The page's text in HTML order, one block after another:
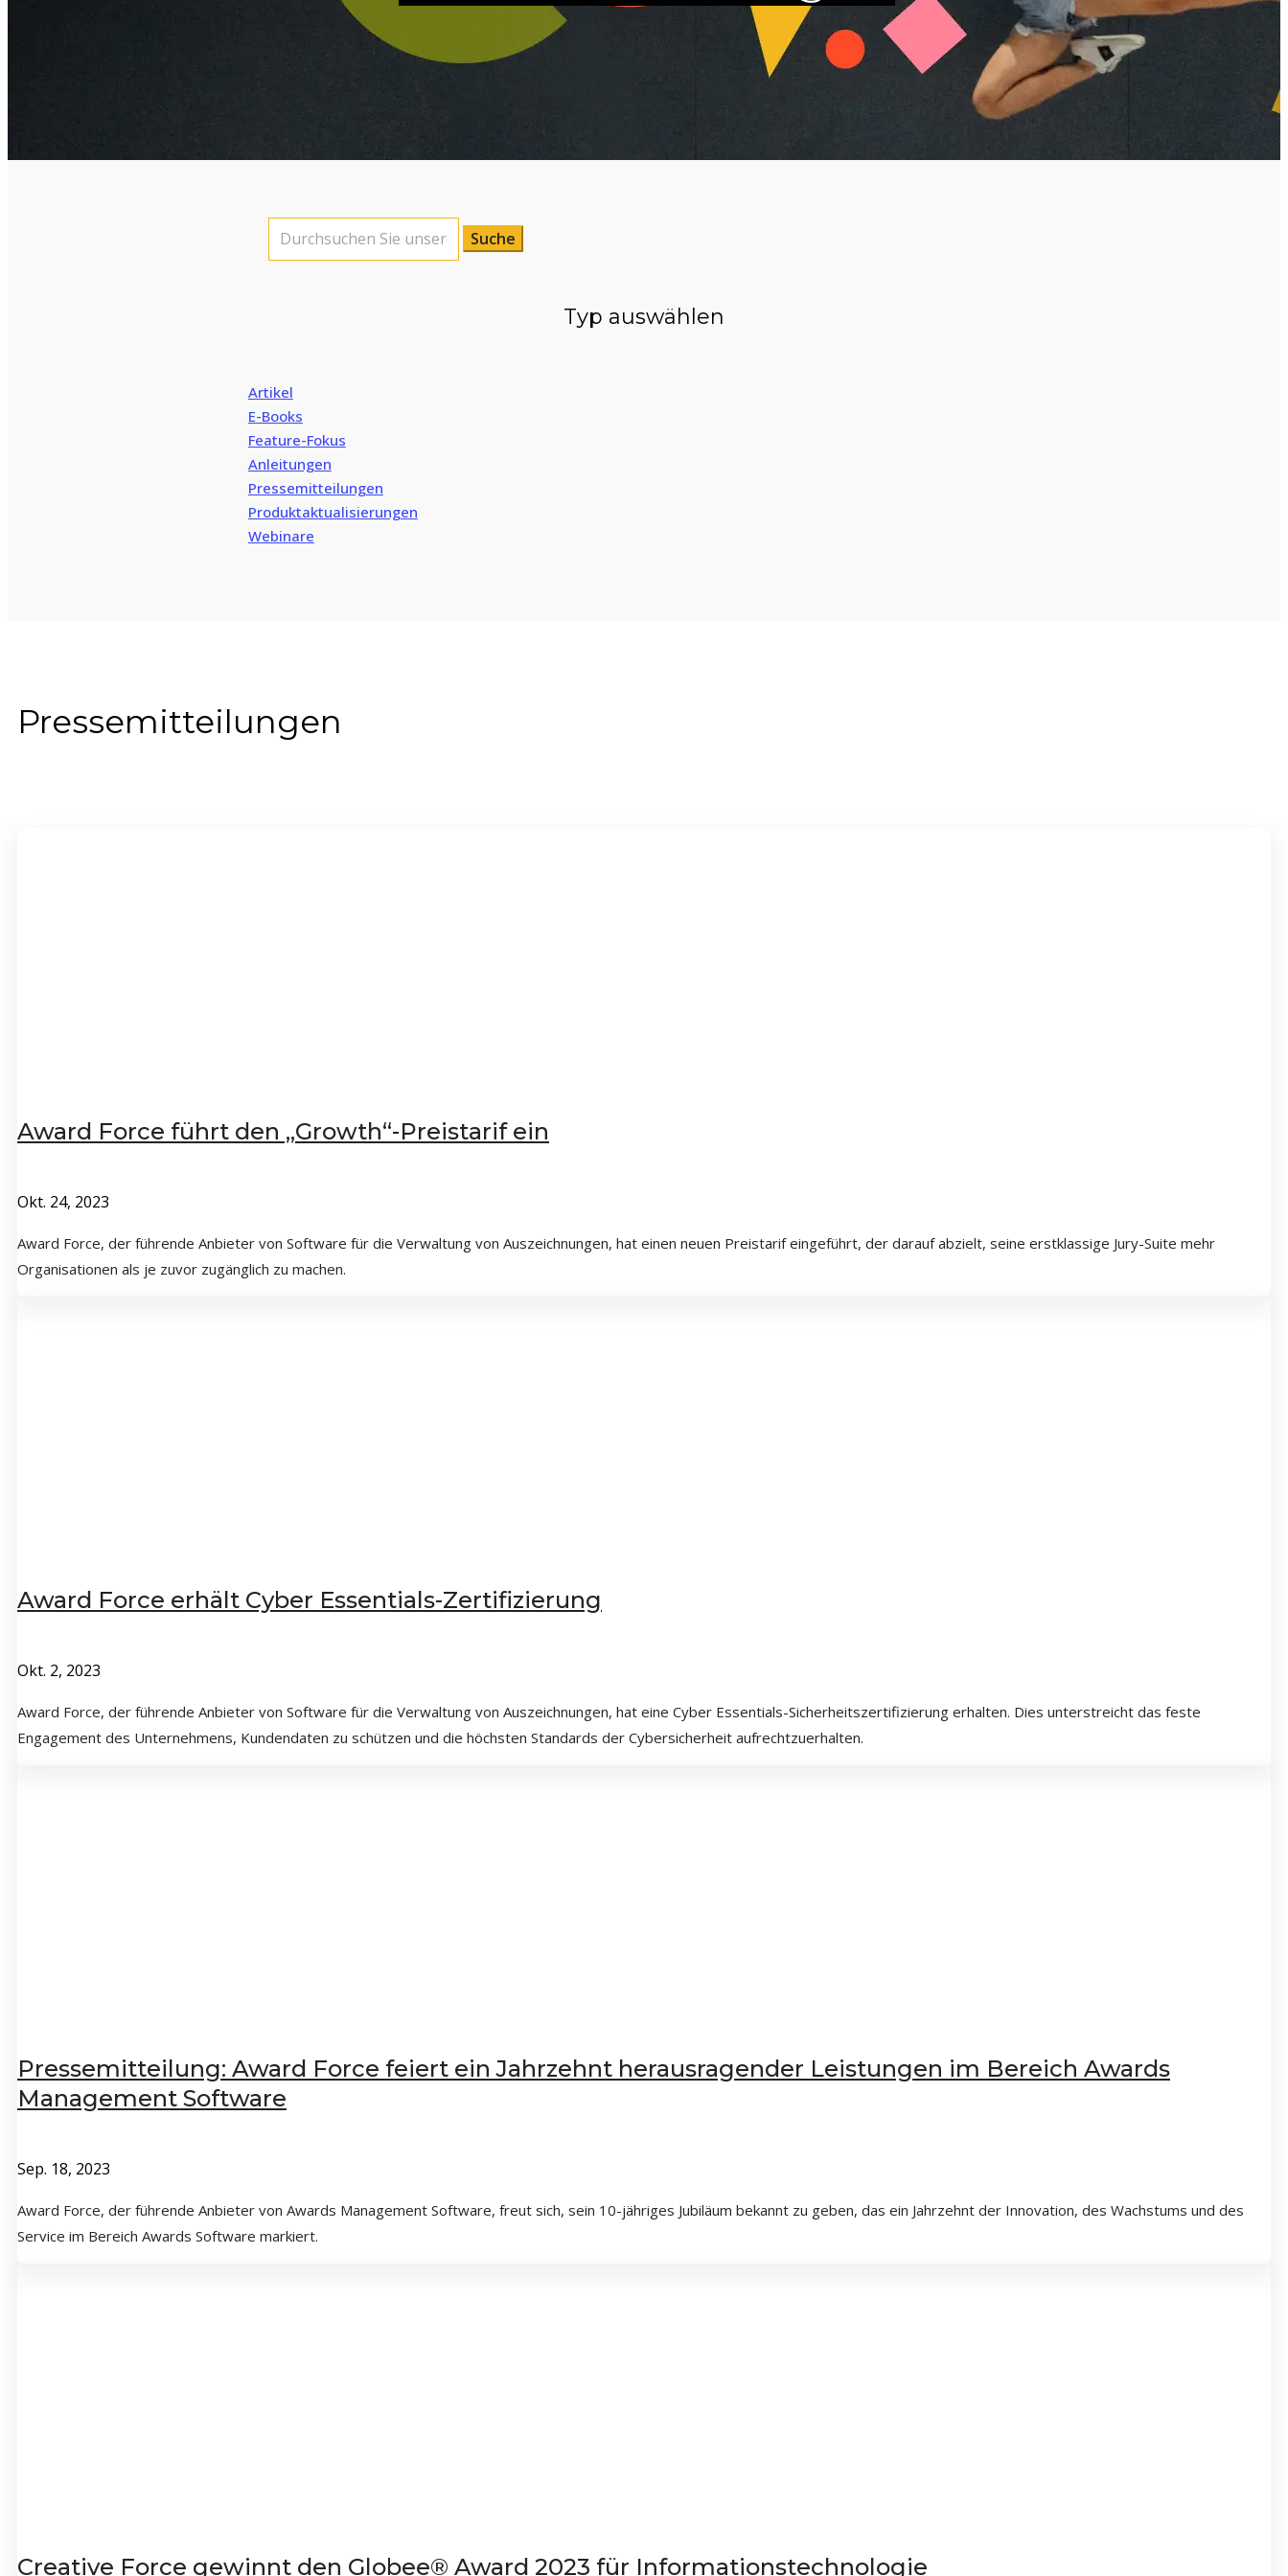
Suchen
Typ auswählen
Artikel
E-Books
Feature-Fokus
Anleitungen
Pressemitteilungen
Produktaktualisierungen
Webinare
Pressemitteilungen
Award Force führt den „Growth“-Preistarif ein
Okt. 24, 2023
Award Force, der führende Anbieter von Software für die Verwaltung von Auszeichnungen, hat einen neuen Preistarif eingeführt, der darauf abzielt, seine erstklassige Jury-Suite mehr
Organisationen als je zuvor zugänglich zu machen.
Award Force erhält Cyber Essentials-Zertifizierung
Okt. 2, 2023
Award Force, der führende Anbieter von Software für die Verwaltung von Auszeichnungen, hat eine Cyber Essentials-Sicherheitszertifizierung erhalten. Dies unterstreicht das feste
Engagement des Unternehmens, Kundendaten zu schützen und die höchsten Standards der Cybersicherheit aufrechtzuerhalten.
Pressemitteilung: Award Force feiert ein Jahrzehnt herausragender Leistungen im Bereich Awards
Management Software
Sep. 18, 2023
Award Force, der führende Anbieter von Awards Management Software, freut sich, sein 10-jähriges Jubiläum bekannt zu geben, das ein Jahrzehnt der Innovation, des Wachstums und des
Service im Bereich Awards Software markiert.
Creative Force gewinnt den Globee® Award 2023 für Informationstechnologie